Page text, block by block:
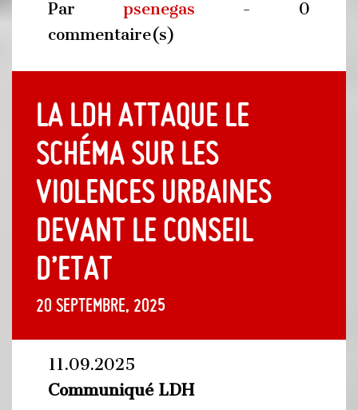
Par psenegas - 0
commentaire(s)
La LDH attaque le
schéma sur les
violences urbaines
devant le Conseil
d’Etat
20 septembre, 2025
11.09.2025
Communiqué LDH